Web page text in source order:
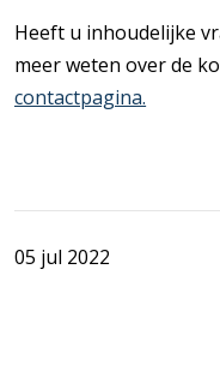
Heeft u inhoudelijke
meer weten over de
contactpagina.
05 jul 2022